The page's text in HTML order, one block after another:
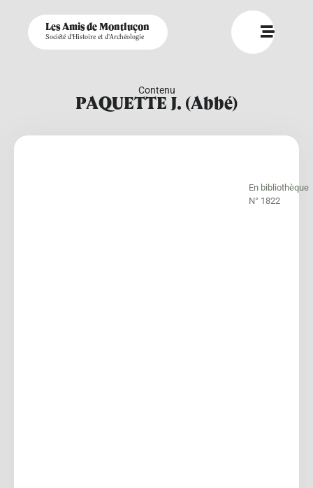
Les Amis de Montluçon
Société d'Histoire et d'Archéologie
Contenu
PAQUETTE J. (Abbé)
En bibliothèque
N° 1822